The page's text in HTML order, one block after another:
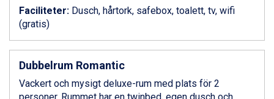
Wagrain från 7.095 kr.
Fieberbrunn från 9.645 kr.
Val Thorens från 8.395 kr.
Zell am See från 6.295 kr.
Canazei från 7.195 kr.
Livigno från 5.595 kr.
Faciliteter: Dusch, hårtork, safebox, toalett, tv, wifi
(gratis)
Dubbelrum Romantic
Vackert och mysigt deluxe-rum med plats för 2